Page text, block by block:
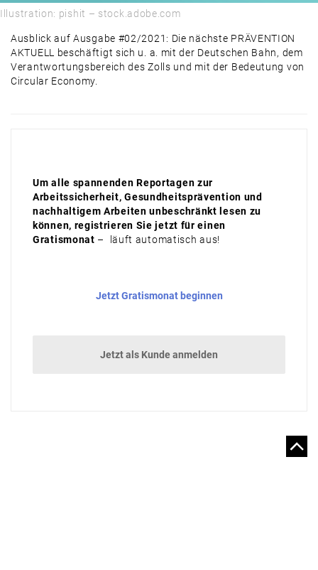
Illustration: pishit – stock.adobe.com
Ausblick auf Ausgabe #02/2021: Die nächste PRÄVENTION
AKTUELL beschäftigt sich u. a. mit der Deutschen Bahn, dem
Verantwortungsbereich des Zolls und mit der Bedeutung von
Circular Economy.
Um alle spannenden Reportagen zur
Arbeitssicherheit, Gesundheitsprävention und
nachhaltigem Arbeiten unbeschränkt lesen zu
können, registrieren Sie jetzt für einen
Gratismonat – läuft automatisch aus!
Jetzt Gratismonat beginnen
Jetzt als Kunde anmelden